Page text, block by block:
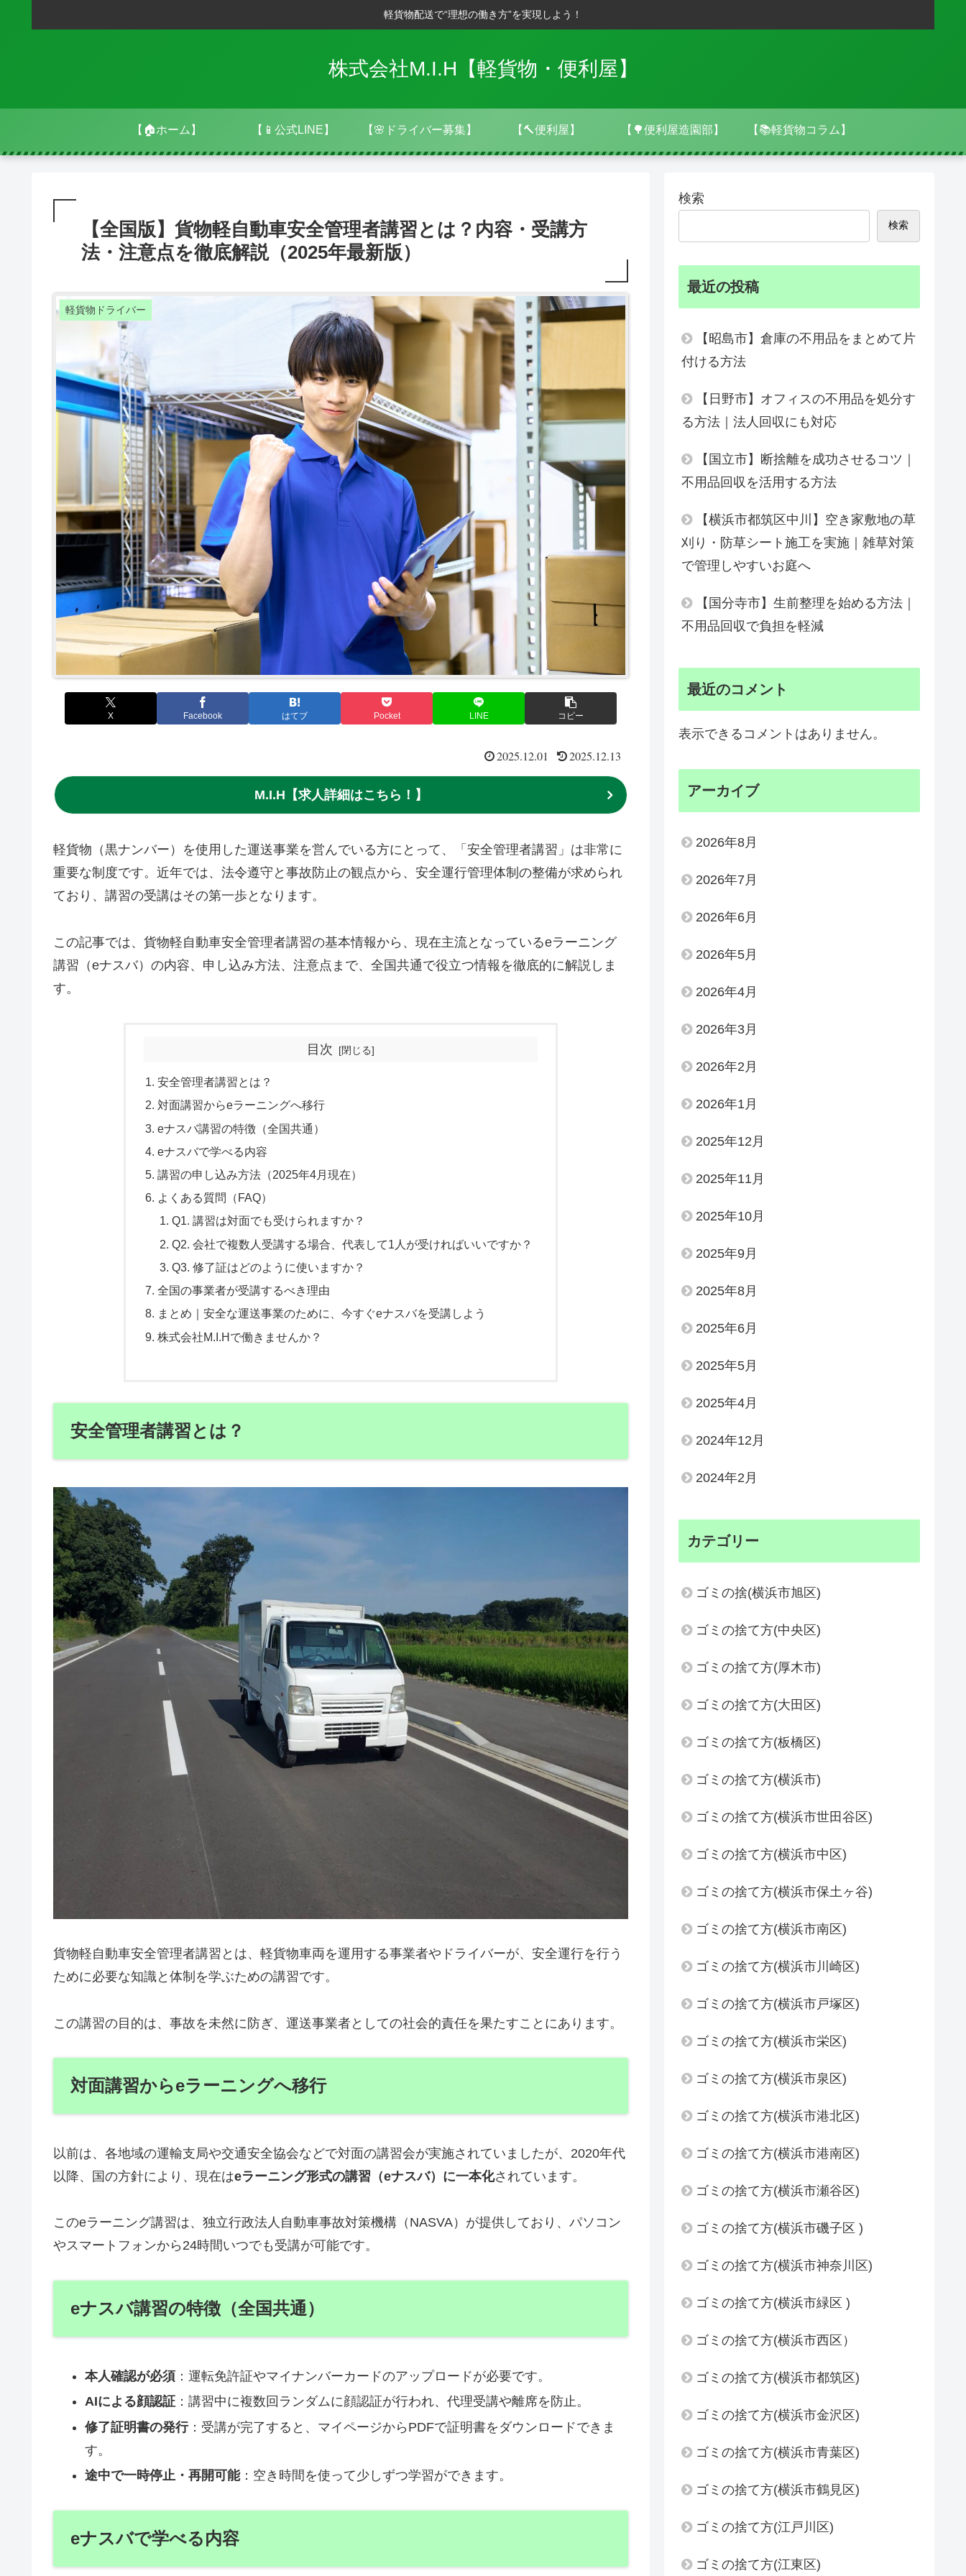
軽貨物配送で“理想の働き方”を実現しよう！
株式会社M.I.H【軽貨物・便利屋】
【🏠ホーム】 【📱公式LINE】 【🌸ドライバー募集】 【🔨便利屋】 【🌳便利屋造園部】 【📚軽貨物コラム】
【全国版】貨物軽自動車安全管理者講習とは？内容・受講方
法・注意点を徹底解説（2025年最新版）
軽貨物ドライバー
X Facebook はてブ Pocket LINE コピー
2025.12.01 2025.12.13
M.I.H【求人詳細はこちら！】
軽貨物（黒ナンバー）を使用した運送事業を営んでいる方にとって、「安全管理者講習」は非常に
重要な制度です。近年では、法令遵守と事故防止の観点から、安全運行管理体制の整備が求められ
ており、講習の受講はその第一歩となります。
この記事では、貨物軽自動車安全管理者講習の基本情報から、現在主流となっているeラーニング
講習（eナスバ）の内容、申し込み方法、注意点まで、全国共通で役立つ情報を徹底的に解説しま
す。
目次
安全管理者講習とは？
対面講習からeラーニングへ移行
eナスバ講習の特徴（全国共通）
eナスバで学べる内容
講習の申し込み方法（2025年4月現在）
よくある質問（FAQ）
Q1. 講習は対面でも受けられますか？
Q2. 会社で複数人受講する場合、代表して1人が受ければいいですか？
Q3. 修了証はどのように使いますか？
全国の事業者が受講するべき理由
まとめ｜安全な運送事業のために、今すぐeナスバを受講しよう
株式会社M.I.Hで働きませんか？
安全管理者講習とは？
貨物軽自動車安全管理者講習とは、軽貨物車両を運用する事業者やドライバーが、安全運行を行う
ために必要な知識と体制を学ぶための講習です。
この講習の目的は、事故を未然に防ぎ、運送事業者としての社会的責任を果たすことにあります。
対面講習からeラーニングへ移行
以前は、各地域の運輸支局や交通安全協会などで対面の講習会が実施されていましたが、2020年代
以降、国の方針により、現在はeラーニング形式の講習（eナスバ）に一本化されています。
このeラーニング講習は、独立行政法人自動車事故対策機構（NASVA）が提供しており、パソコン
やスマートフォンから24時間いつでも受講が可能です。
eナスバ講習の特徴（全国共通）
本人確認が必須：運転免許証やマイナンバーカードのアップロードが必要です。
AIによる顔認証：講習中に複数回ランダムに顔認証が行われ、代理受講や離席を防止。
修了証明書の発行：受講が完了すると、マイページからPDFで証明書をダウンロードできま
す。
途中で一時停止・再開可能：空き時間を使って少しずつ学習ができます。
eナスバで学べる内容
検索
検索
最近の投稿
【昭島市】倉庫の不用品をまとめて片
付ける方法
【日野市】オフィスの不用品を処分す
る方法｜法人回収にも対応
【国立市】断捨離を成功させるコツ｜
不用品回収を活用する方法
【横浜市都筑区中川】空き家敷地の草
刈り・防草シート施工を実施｜雑草対策
で管理しやすいお庭へ
【国分寺市】生前整理を始める方法｜
不用品回収で負担を軽減
最近のコメント
表示できるコメントはありません。
アーカイブ
2026年8月
2026年7月
2026年6月
2026年5月
2026年4月
2026年3月
2026年2月
2026年1月
2025年12月
2025年11月
2025年10月
2025年9月
2025年8月
2025年6月
2025年5月
2025年4月
2024年12月
2024年2月
カテゴリー
ゴミの捨(横浜市旭区)
ゴミの捨て方(中央区)
ゴミの捨て方(厚木市)
ゴミの捨て方(大田区)
ゴミの捨て方(板橋区)
ゴミの捨て方(横浜市)
ゴミの捨て方(横浜市世田谷区)
ゴミの捨て方(横浜市中区)
ゴミの捨て方(横浜市保土ヶ谷)
ゴミの捨て方(横浜市南区)
ゴミの捨て方(横浜市川崎区)
ゴミの捨て方(横浜市戸塚区)
ゴミの捨て方(横浜市栄区)
ゴミの捨て方(横浜市泉区)
ゴミの捨て方(横浜市港北区)
ゴミの捨て方(横浜市港南区)
ゴミの捨て方(横浜市瀬谷区)
ゴミの捨て方(横浜市磯子区 )
ゴミの捨て方(横浜市神奈川区)
ゴミの捨て方(横浜市緑区 )
ゴミの捨て方(横浜市西区）
ゴミの捨て方(横浜市都筑区)
ゴミの捨て方(横浜市金沢区)
ゴミの捨て方(横浜市青葉区)
ゴミの捨て方(横浜市鶴見区)
ゴミの捨て方(江戸川区)
ゴミの捨て方(江東区)